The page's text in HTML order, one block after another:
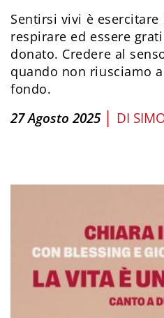
Sentirsi vivi è
respirare ed essere
donato. Credere al
quando non riusciamo
fondo.
27 Agosto 2025 | DI